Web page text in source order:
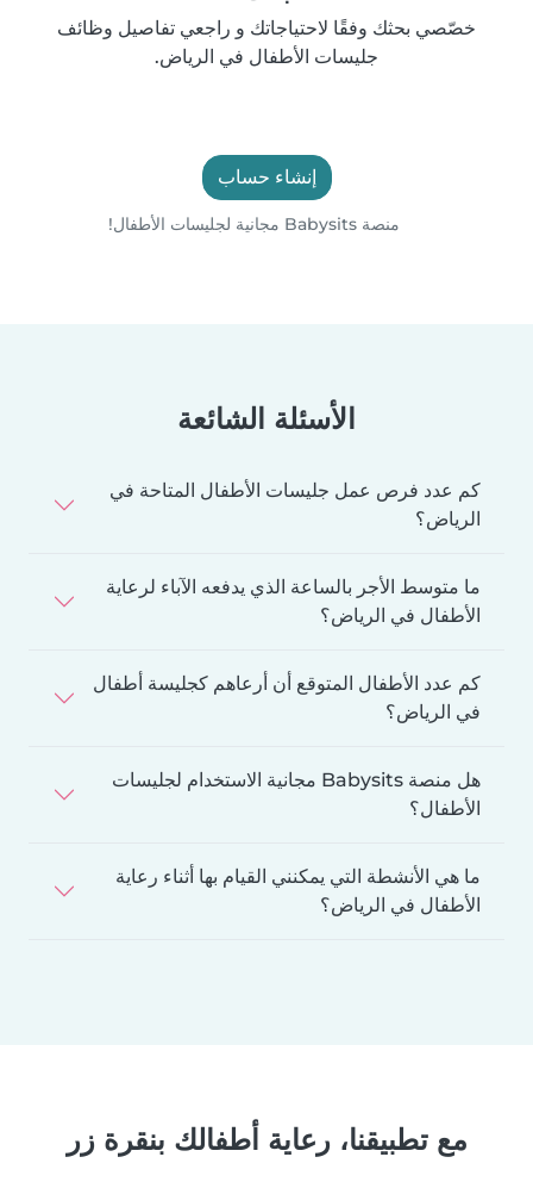
خصّصي بحثك وفقًا لاحتياجاتك و راجعي تفاصيل وظائف
جليسات الأطفال في الرياض.
إنشاء حساب
منصة Babysits مجانية لجليسات الأطفال!
الأسئلة الشائعة
كم عدد فرص عمل جليسات الأطفال المتاحة في
الرياض؟
ما متوسط الأجر بالساعة الذي يدفعه الآباء لرعاية
الأطفال في الرياض؟
كم عدد الأطفال المتوقع أن أرعاهم كجليسة أطفال
في الرياض؟
هل منصة Babysits مجانية الاستخدام لجليسات
الأطفال؟
ما هي الأنشطة التي يمكنني القيام بها أثناء رعاية
الأطفال في الرياض؟
مع تطبيقنا، رعاية أطفالك بنقرة زر